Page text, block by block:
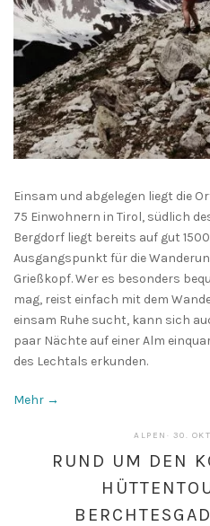
Einsam und abgelegen liegt die
75 Einwohnern in Tirol, südlich
Bergdorf liegt bereits auf gut
Ausgangspunkt für die
Grießkopf. Wer es besonders
mag, reist einfach mit dem
einsam Ruhe sucht, kann sich
paar Nächte auf einer Alm
des Lechtals erkunden.
Mehr →
ALPEN · 30.
RUND UM DEN